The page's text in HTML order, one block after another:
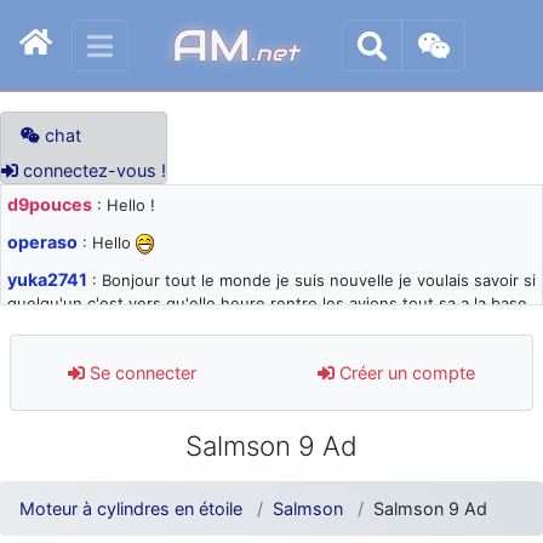
AM.net
chat
connectez-vous !
d9pouces : Hello !
operaso : Hello
yuka2741 : Bonjour tout le monde je suis nouvelle je voulais savoir si
quelqu'un c'est vers qu'elle heure rentre les avions tout sa a la base
d9pouces: désolé pour les quelques blocages du site ces derniers
jours : je teste des méthodes contre le spam et les bots trop nocifs
: Super, la nouvelle bannière
d9pouces
: je suis un avion@,._,+ > lesquels ? je ne suis pas sûr de
comprendre
Se connecter Créer un compte
Salmson 9 Ad
Moteur à cylindres en étoile Salmson Salmson 9 Ad